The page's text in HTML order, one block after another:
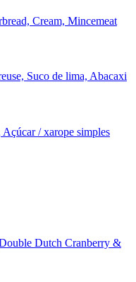
Cream, Mincemeat
Suco de lima, Abacaxi
/ xarope simples
Dutch Cranberry &